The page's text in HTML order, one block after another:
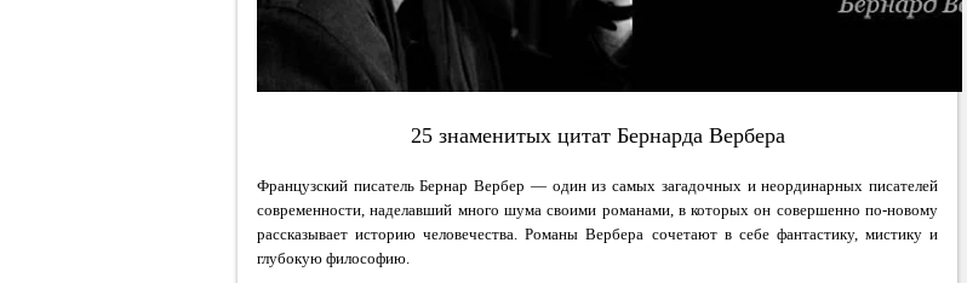
25 знаменитых цитат Бернарда Вербера
Французский писатель Бернар Вербер — один из самых загадочных и неординарных писателей
современности, наделавший много шума своими романами, в которых он совершенно по-новому
рассказывает историю человечества. Романы Вербера сочетают в себе фантастику, мистику и
глубокую философию.